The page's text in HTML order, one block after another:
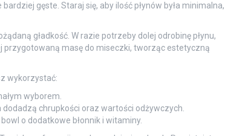
gęste. Staraj się, aby ilość płynów była minimalna,
gładkość. W razie potrzeby dolej odrobinę płynu,
przygotowaną masę do miseczki, tworząc estetyczną
wykorzystać:
wyborem.
dodadzą chrupkości oraz wartości odżywczych.
o dodatkowe błonnik i witaminy.